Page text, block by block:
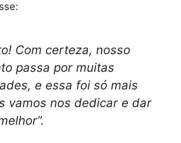
Com certeza, nosso
passa por muitas
e essa foi só mais
vamos nos dedicar e dar